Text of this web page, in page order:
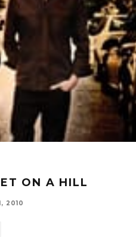
ON A HILL
2010